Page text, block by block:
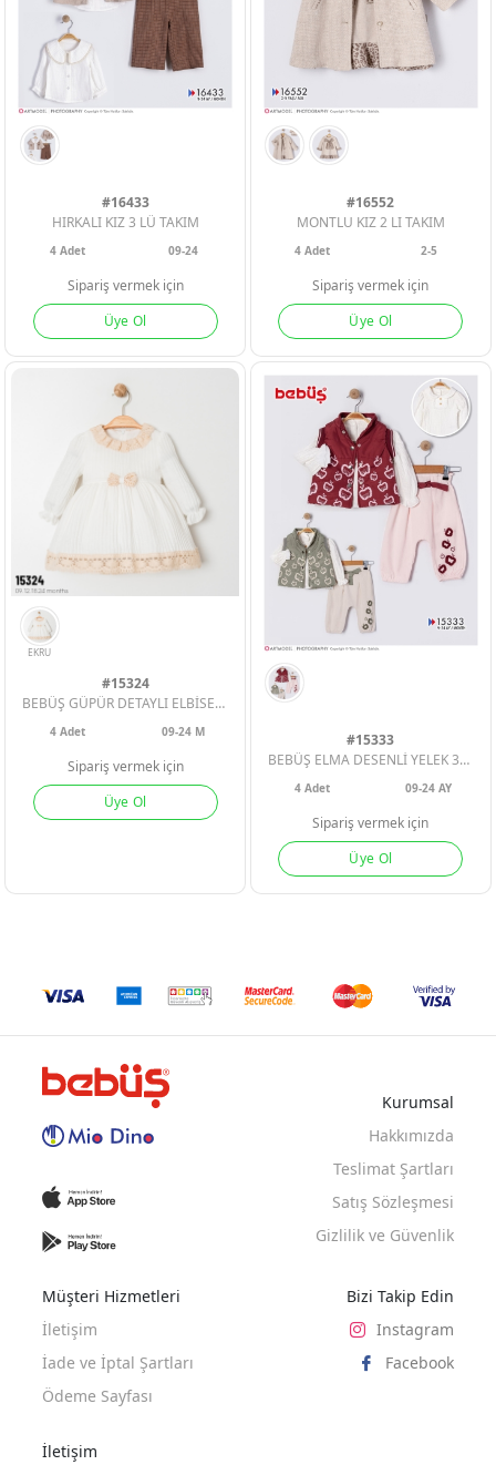
KIZ BEBEK
ERKEK
KIZ ÇOCUK
KIZ BEBEK
ERKEK
KIZ ÇOCUK
KIZ BEBEK
ERKEK
KIZ ÇOCUK
#16433
HIRKALI KIZ 3 LÜ TAKIM
4 Adet 09-24
Sipariş vermek için
Üye Ol
#16552
MONTLU KIZ 2 LI TAKIM
4Adet 2-5
Sipariş vermek için
Üye Ol
EKRU
#15324
BEBÜŞ GÜPÜR DETAYLI ELBİSE KIZ BEBE
4 Adet 09-24 M
Sipariş vermek için
Üye Ol
#15333
BEBÜŞ ELMA DESENLİ YELEK 3LÜ KIZ BEBE TAKIM 09-12-18-24 AY
4Adet 09-24 AY
Sipariş vermek için
Üye Ol
Kurumsal
Hakkımızda
Teslimat Şartları
Satış Sözleşmesi
Gizlilik ve Güvenlik
Müşteri Hizmetleri
İletişim
İade ve İptal Şartları
Ödeme Sayfası
Bizi Takip Edin
Instagram
Facebook
İletişim